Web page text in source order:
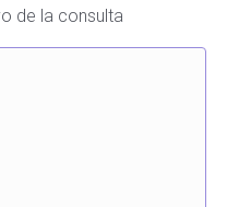
de la consulta